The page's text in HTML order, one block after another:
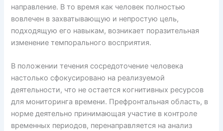
направление. В то время как человек полностью
вовлечен в захватывающую и непростую цель,
подходящую его навыкам, возникает поразительная
изменение темпорального восприятия.
В положении течения сосредоточение человека
настолько сфокусировано на реализуемой
деятельности, что не остается когнитивных ресурсов
для мониторинга времени. Префронтальная область, в
норме деятельно принимающая участие в контроле
временных периодов, перенаправляется на анализ